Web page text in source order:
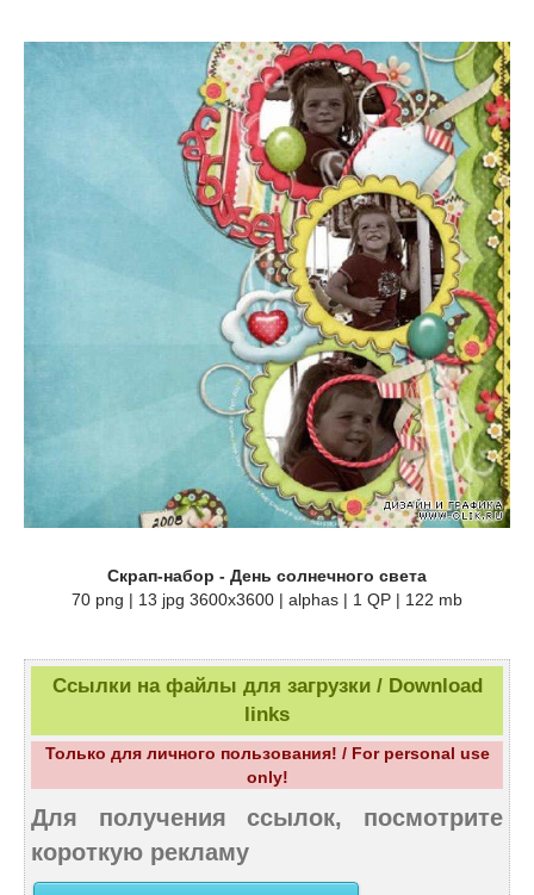
Скрап-набор - День солнечного света
70 png | 13 jpg 3600x3600 | alphas | 1 QP | 122 mb
Ссылки на файлы для загрузки / Download
links
Только для личного пользования! / For personal use
only!
Для получения ссылок, посмотрите
короткую рекламу